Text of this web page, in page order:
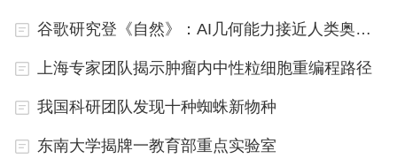
谷歌研究登《自然》：AI几何能力接近人类奥数金牌选手
上海专家团队揭示肿瘤内中性粒细胞重编程路径
我国科研团队发现十种蜘蛛新物种
东南大学揭牌一教育部重点实验室